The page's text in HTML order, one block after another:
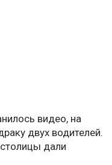
видео, на
двух водителей.
дали